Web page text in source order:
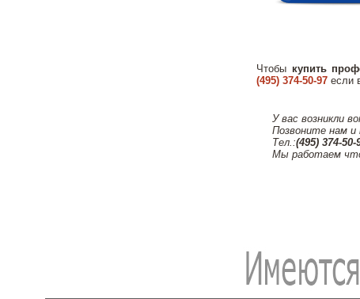
Чтобы купить
(495) 374-50-97 если
У вас возникли
Позвоните нам и
Тел.:(495) 374-50-
Мы работаем